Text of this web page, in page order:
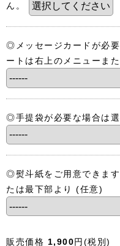
ん。
◎メッセージカードが必
ートは右上のメニューま
◎手提袋が必要な場合は
◎熨斗紙をご用意できま
たは最下部より (任意)
販売価格 1,900円 (税別)